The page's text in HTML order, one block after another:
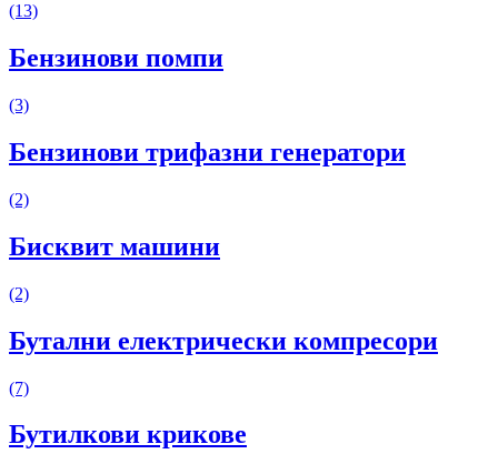
(13)
Бензинови помпи
(3)
Бензинови трифазни генератори
(2)
Бисквит машини
(2)
Бутални електрически компресори
(7)
Бутилкови крикове